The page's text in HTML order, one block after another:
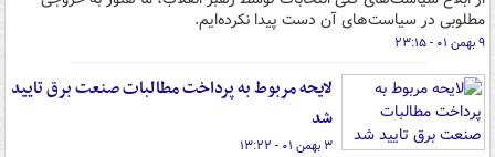
مطلوبی در سیاست‌های آن دست پیدا نکرده‌ایم.
۹ بهمن ۰۱ - ۲۳:۱۵
لایحه مربوط به پرداخت مطالبات صنعت برق تایید
شد
۳ بهمن ۰۱ - ۱۳:۲۲